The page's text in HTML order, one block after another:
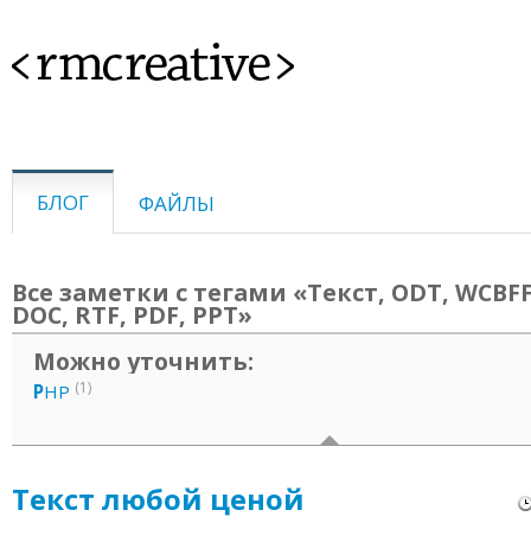
<rmcreative>
БЛОГ ФАЙЛЫ
Все заметки с тегами «Текст, ODT,
DOC, RTF, PDF, PPT»
Можно уточнить:
PHP (1)
Текст любой ценой